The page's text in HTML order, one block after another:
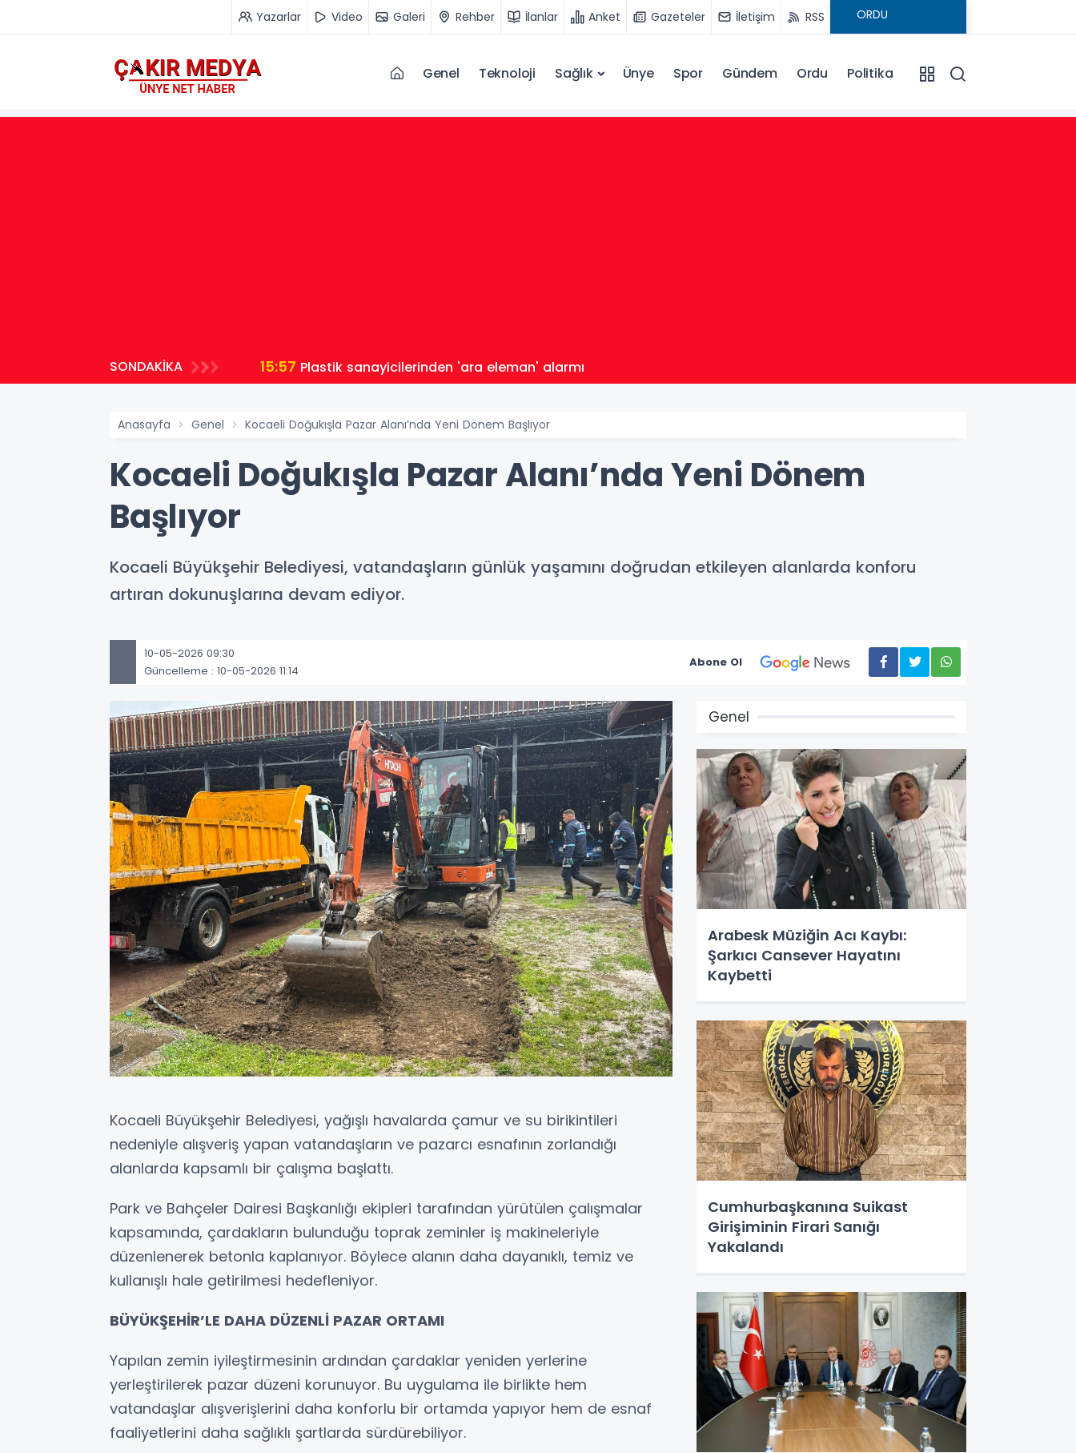
Yazarlar Video Galeri Rehber İlanlar Anket Gazeteler İletişim RSS
Genel Teknoloji Sağlık Ünye Spor Gündem Ordu Politika
SONDAKİKA 15:57 Plastik sanayicilerinden 'ara eleman' alarmı
Anasayfa Genel Kocaeli Doğukışla Pazar Alanı’nda Yeni Dönem Başlıyor
Kocaeli Doğukışla Pazar Alanı’nda Yeni Dönem
Başlıyor
Kocaeli Büyükşehir Belediyesi, vatandaşların günlük yaşamını doğrudan etkileyen alanlarda konforu
artıran dokunuşlarına devam ediyor.
10-05-2026 09:30
Güncelleme : 10-05-2026 11:14
Abone Ol
Kocaeli Büyükşehir Belediyesi, yağışlı havalarda çamur ve su birikintileri
nedeniyle alışveriş yapan vatandaşların ve pazarcı esnafının zorlandığı
alanlarda kapsamlı bir çalışma başlattı.
Park ve Bahçeler Dairesi Başkanlığı ekipleri tarafından yürütülen çalışmalar
kapsamında, çardakların bulunduğu toprak zeminler iş makineleriyle
düzenlenerek betonla kaplanıyor. Böylece alanın daha dayanıklı, temiz ve
kullanışlı hale getirilmesi hedefleniyor.
BÜYÜKŞEHİR’LE DAHA DÜZENLİ PAZAR ORTAMI
Yapılan zemin iyileştirmesinin ardından çardaklar yeniden yerlerine
yerleştirilerek pazar düzeni korunuyor. Bu uygulama ile birlikte hem
vatandaşlar alışverişlerini daha konforlu bir ortamda yapıyor hem de esnaf
faaliyetlerini daha sağlıklı şartlarda sürdürebiliyor.
Genel
Arabesk Müziğin Acı Kaybı:
Şarkıcı Cansever Hayatını
Kaybetti
Cumhurbaşkanına Suikast
Girişiminin Firari Sanığı
Yakalandı